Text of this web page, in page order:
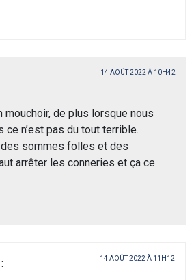
14 AOÛT 2022 À 10H42
mouchoir, de plus lorsque nous
n’est pas du tout terrible.
sommes folles et des
arrêter les conneries et ça ce
14 AOÛT 2022 À 11H12